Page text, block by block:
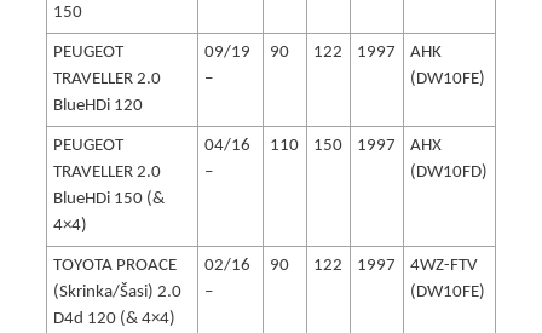
150
PEUGEOT
TRAVELLER 2.0
BlueHDi 120
09/19
–
90 122 1997
AHK
(DW10FE)
PEUGEOT
TRAVELLER 2.0
BlueHDi 150 (&
4×4)
04/16
–
110 150 1997
AHX
(DW10FD)
TOYOTA PROACE
(Skrinka/Šasi) 2.0
D4d 120 (& 4×4)
02/16
–
90 122 1997
4WZ-FTV
(DW10FE)